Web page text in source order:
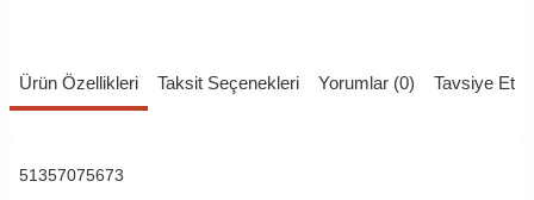
Ürün Özellikleri Taksit Seçenekleri Yorumlar (0) Tavsiye Et
51357075673